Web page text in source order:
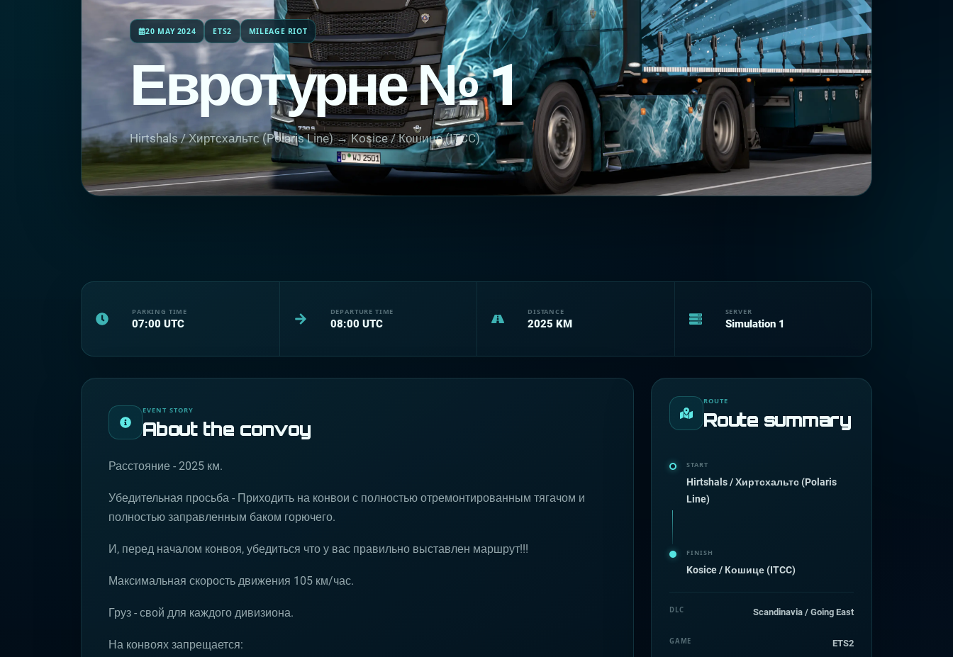
20 MAY 2024 ETS2 MILEAGE RIOT
Евротурне № 1
Hirtshals / Хиртсхальтс (Polaris Line) → Kosice / Кошице (ITCC)
PARKING TIME
07:00 UTC
DEPARTURE TIME
08:00 UTC
DISTANCE
2025 KM
SERVER
Simulation 1
EVENT STORY
About the convoy
Расстояние - 2025 км.
Убедительная просьба - Приходить на конвои с полностью отремонтированным тягачом и
полностью заправленным баком горючего.
И, перед началом конвоя, убедиться что у вас правильно выставлен маршрут!!!
Максимальная скорость движения 105 км/час.
Груз - свой для каждого дивизиона.
На конвоях запрещается:
ROUTE
Route summary
START
Hirtshals / Хиртсхальтс (Polaris
Line)
FINISH
Kosice / Кошице (ITCC)
DLC Scandinavia / Going East
GAME ETS2